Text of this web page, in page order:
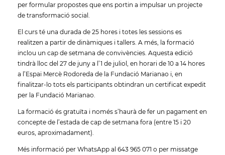
per formular propostes que ens portin a impulsar un projecte
de transformació social.
El curs té una durada de 25 hores i totes les sessions es
realitzen a partir de dinàmiques i tallers. A més, la formació
inclou un cap de setmana de convivències. Aquesta edició
tindrà lloc del 27 de juny a l’1 de juliol, en horari de 10 a 14 hores
a l’Espai Mercè Rodoreda de la Fundació Marianao i, en
finalitzar-lo tots els participants obtindran un certificat expedit
per la Fundació Marianao.
La formació és gratuïta i només s’haurà de fer un pagament en
concepte de l’estada de cap de setmana fora (entre 15 i 20
euros, aproximadament).
Més informació per WhatsApp al 643 965 071 o per missatge